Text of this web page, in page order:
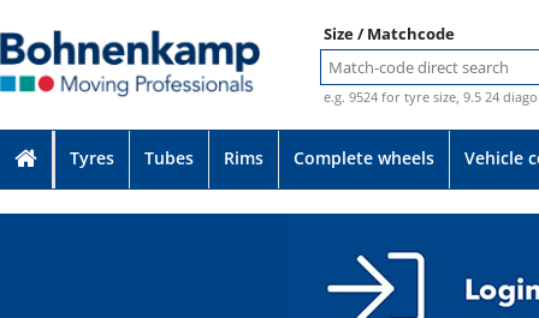
Size / Matchcode
e.g. 9524 for tyre size, 9.5 24
Tyres Tubes Rims Complete wheels Vehicle